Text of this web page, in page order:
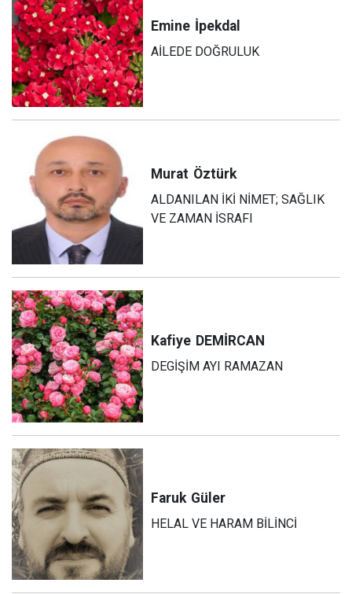
Emine İpekdal
AİLEDE DOĞRULUK
Murat Öztürk
ALDANILAN İKİ NİMET; SAĞLIK
VE ZAMAN İSRAFI
Kafiye DEMİRCAN
DEGİŞİM AYI RAMAZAN
Faruk Güler
HELAL VE HARAM BİLİNCİ